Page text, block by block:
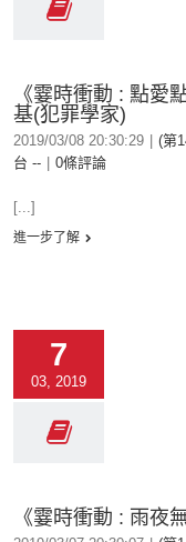
《霎時衝動 : 點愛
基(犯罪學家)
2019/03/08 20:30:29 (第
台 --
0條評論
[...]
進一步了解
7
03, 2019
《霎時衝動 : 雨夜